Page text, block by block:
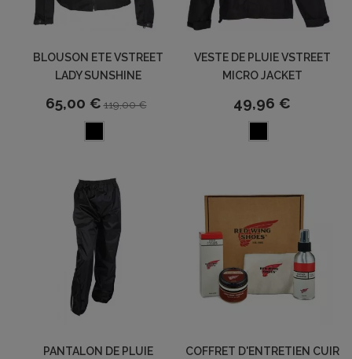
BLOUSON ETE VSTREET
LADY SUNSHINE
65,00 € 119,00 €
VESTE DE PLUIE VSTREET
MICRO JACKET
49,96 €
PANTALON DE PLUIE
COFFRET D'ENTRETIEN CUIR